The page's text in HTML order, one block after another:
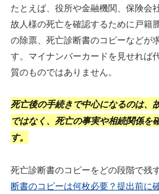
たとえば、役所や金融機関、保険会
故人様の死亡を確認するために戸籍
の除票、死亡診断書のコピーなどが
す。マイナンバーカードを見せれば
質のものではありません。
死亡後の手続きで中心になるのは、
ではなく、死亡の事実や相続関係を
す。
死亡診断書のコピーをどの段階で残
断書のコピーは何枚必要？提出前に